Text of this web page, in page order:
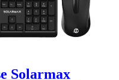
Solarmax